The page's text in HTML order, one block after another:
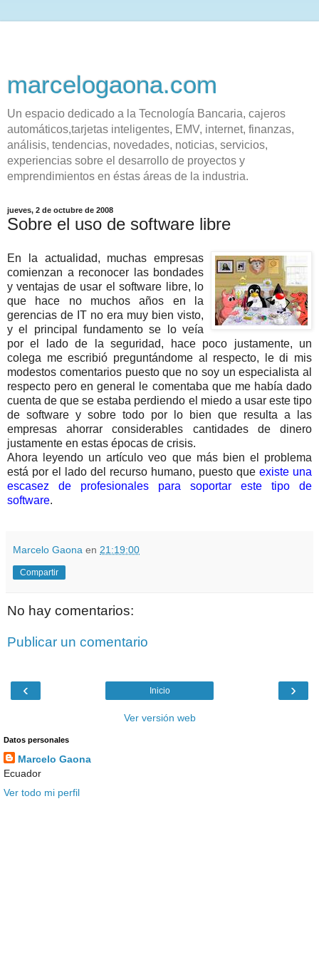
marcelogaona.com
Un espacio dedicado a la Tecnología Bancaria, cajeros
automáticos,tarjetas inteligentes, EMV, internet, finanzas,
análisis, tendencias, novedades, noticias, servicios,
experiencias sobre el desarrollo de proyectos y
emprendimientos en éstas áreas de la industria.
jueves, 2 de octubre de 2008
Sobre el uso de software libre
En la actualidad, muchas empresas
comienzan a reconocer las bondades
y ventajas de usar el software libre, lo
que hace no muchos años en la
gerencias de IT no era muy bien visto,
y el principal fundamento se lo veía
por el lado de la seguridad, hace poco justamente, un
colega me escribió preguntándome al respecto, le di mis
modestos comentarios puesto que no soy un especialista al
respecto pero en general le comentaba que me había dado
cuenta de que se estaba perdiendo el miedo a usar este tipo
de software y sobre todo por lo bien que resulta a las
empresas ahorrar considerables cantidades de dinero
justamente en estas épocas de crisis.
Ahora leyendo un artículo veo que más bien el problema
está por el lado del recurso humano, puesto que existe una
escasez de profesionales para soportar este tipo de
software.
Marcelo Gaona en 21:19:00
Compartir
No hay comentarios:
Publicar un comentario
‹ ›
Inicio
Ver versión web
Datos personales
Marcelo Gaona
Ecuador
Ver todo mi perfil